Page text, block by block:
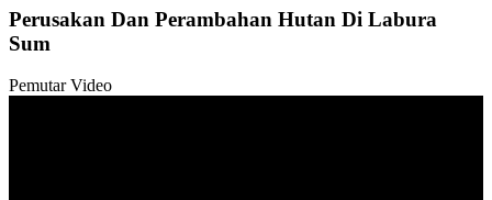
Perusakan Dan Perambahan Hutan Di Labura
Sum
Pemutar Video